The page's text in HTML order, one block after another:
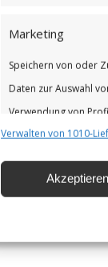
Marketing
Speichern von oder
Daten zur Auswahl
Verwendung von
Verbesserung der
Eigenschaften
Abgleichung und
Verwalten von 1010-
Akzeptieren